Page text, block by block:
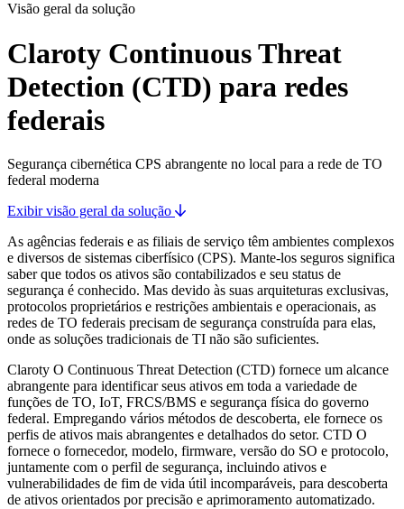
Visão geral da solução
Claroty Continuous Threat
Detection (CTD) para redes
federais
Segurança cibernética CPS abrangente no local para a rede de TO
federal moderna
Exibir visão geral da solução
As agências federais e as filiais de serviço têm ambientes complexos
e diversos de sistemas ciberfísico (CPS). Mante-los seguros significa
saber que todos os ativos são contabilizados e seu status de
segurança é conhecido. Mas devido às suas arquiteturas exclusivas,
protocolos proprietários e restrições ambientais e operacionais, as
redes de TO federais precisam de segurança construída para elas,
onde as soluções tradicionais de TI não são suficientes.
Claroty O Continuous Threat Detection (CTD) fornece um alcance
abrangente para identificar seus ativos em toda a variedade de
funções de TO, IoT, FRCS/BMS e segurança física do governo
federal. Empregando vários métodos de descoberta, ele fornece os
perfis de ativos mais abrangentes e detalhados do setor. CTD O
fornece o fornecedor, modelo, firmware, versão do SO e protocolo,
juntamente com o perfil de segurança, incluindo ativos e
vulnerabilidades de fim de vida útil incomparáveis, para descoberta
de ativos orientados por precisão e aprimoramento automatizado.